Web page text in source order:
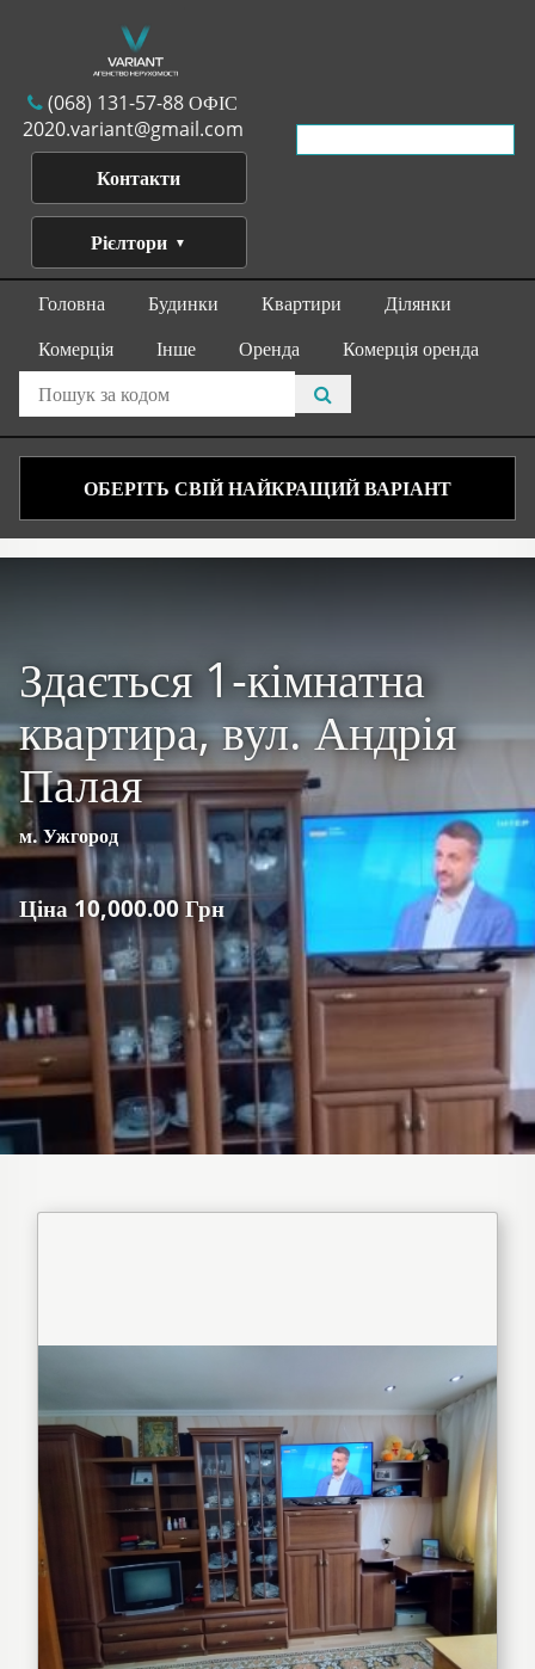
(068) 131-57-88 ОФІС
2020.variant@gmail.com
Контакти
Рієлтори
Головна Будинки Квартири
Ділянки
Комерція
Інше Оренда Комерція оренда
ОБЕРІТЬ СВІЙ НАЙКРАЩИЙ ВАРІАНТ
Здається 1-кімнатна
квартира, вул. Андрія
Палая
м. Ужгород
Ціна 10,000.00 Грн